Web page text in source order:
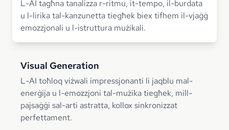
L-AI tagħna tanalizza r-ritmu, it-tempo, il-burdata
u l-lirika tal-kanzunetta tiegħek biex tifhem il-vjaġġ
emozzjonali u l-istruttura mużikali.
Visual Generation
L-AI toħloq viżwali impressjonanti li jaqblu mal-
enerġija u l-emozzjoni tal-mużika tiegħek, mill-
pajsaġġi sal-arti astratta, kollox sinkronizzat
perfettament.